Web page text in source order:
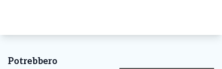
Potrebbero